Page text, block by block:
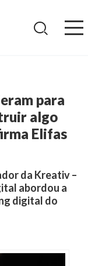
para
algo
Elifas
da Kreativ –
abordou a
digital do